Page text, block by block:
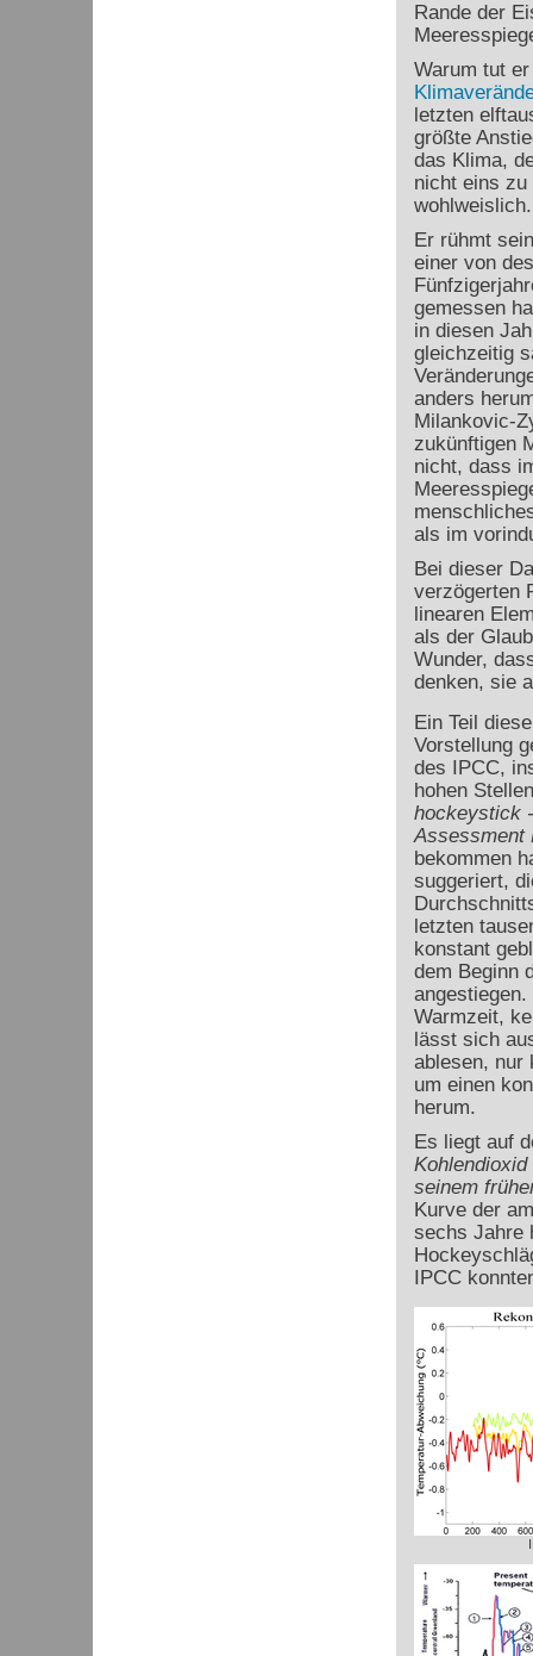
Rande der
Warum tut
letzten
größte
das Klima,
nicht eins
wohlweislich.
Er rühmt
einer von
gemessen
in diesen
gleichzeitig
anders
Milankovic-
zukünftigen
nicht, dass
als im
Bei dieser
verzögerten
linearen
als der
Wunder,
denken, sie
Ein Teil
Vorstellung
des IPCC,
hohen
hockeystick -
Assessment
bekommen
suggeriert,
letzten
konstant
dem Beginn
Warmzeit,
lässt sich
ablesen, nur
um einen
herum.
Es liegt auf
seinem
Kurve der
sechs Jahre
IPCC